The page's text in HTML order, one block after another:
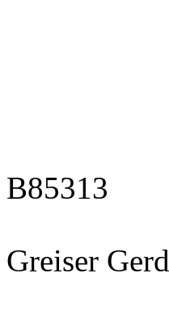
B85313
Greiser Gerd